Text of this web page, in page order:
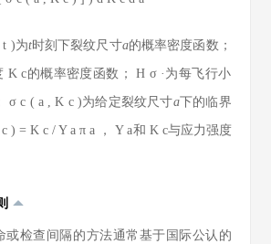
t )为t时刻下裂纹尺寸a的概率密度函数；
K c的概率密度函数； H σ · 为每飞行小
σ c ( a , K c )为给定裂纹尺寸a下的临界
c ) = K c / Y a π a ， Y a和 K c与应力强度
或检查间隔的方法通常基于国际公认的